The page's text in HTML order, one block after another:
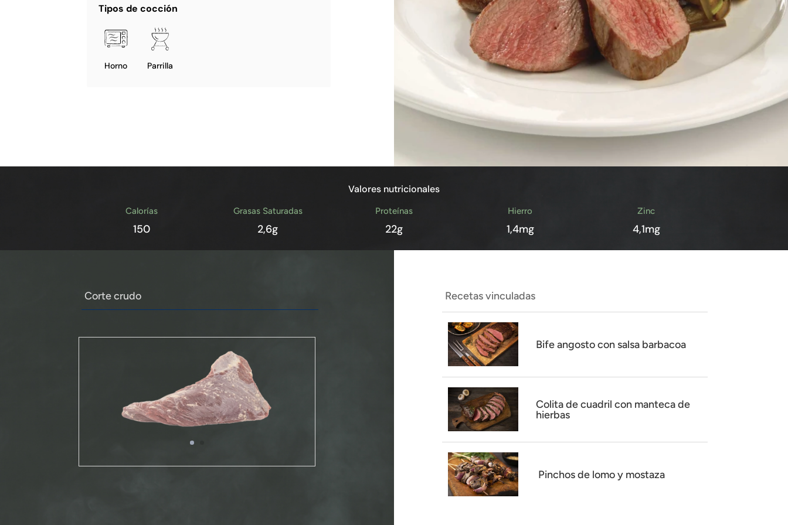
Tipos de cocción
Horno Parrilla
Valores nutricionales
Calorías
150
Grasas Saturadas
2,6g
Proteínas
22g
Hierro
1,4mg
Zinc
4,1mg
Corte crudo Recetas vinculadas
Bife angosto con salsa barbacoa
Colita de cuadril con manteca de
hierbas
Pinchos de lomo y mostaza